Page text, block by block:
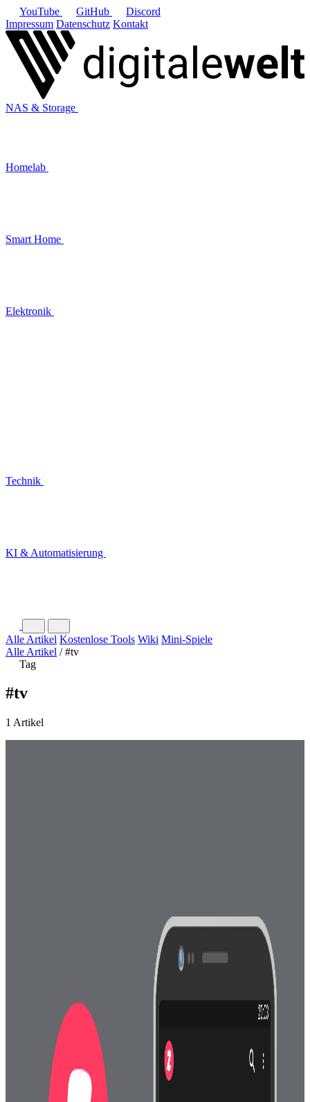
YouTube GitHub
Discord
Impressum Datenschutz Kontakt
NAS & Storage
Homelab
Smart Home
Elektronik
Technik
KI & Automatisierung
Alle Artikel Kostenlose Tools Wiki Mini-Spiele
Alle Artikel / #tv
Tag
#tv
1 Artikel